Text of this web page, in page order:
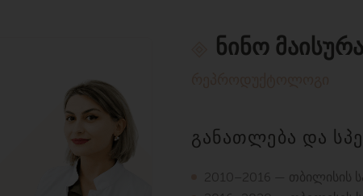
ნინო
განათლება და
2010–2016 — თბილისის